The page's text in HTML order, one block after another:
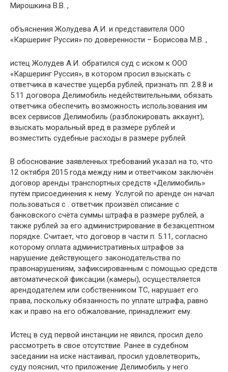
Мирошкина В.В. ,
объяснения Жолудева А.И. и представителя ООО
«Каршеринг Руссия» по доверенности – Борисова М.В. ,
истец Жолудев А.И. обратился суд с иском к ООО
«Каршеринг Руссия», в котором просил взыскать с
ответчика в качестве ущерба рублей, признать пп. 2.8.8 и
5.11 договора Делимобиль недействительными, обязать
ответчика обеспечить возможность использования им
всех сервисов Делимобиль (разблокировать аккаунт),
взыскать моральный вред в размере рублей и
возместить судебные расходы в размере рублей.
В обоснование заявленных требований указал на то, что
12 октября 2015 года между ним и ответчиком заключён
договор аренды транспортных средств «Делимобиль»
путём присоединения к нему. Услугой по аренде он начал
пользоваться с . ответчик произвёл списание с
банковского счёта суммы штрафа в размере рублей, а
также рублей за его администрирование в безакцептном
порядке. Считает, что договор в части п. 5.11, согласно
которому оплата административных штрафов за
нарушение действующего законодательства по
правонарушениям, зафиксированным с помощью средств
автоматической фиксации (камеры), осуществляется
арендодателем или собственником ТС, нарушает его
права, поскольку обязанность по уплате штрафа, равно
как и право на его обжалование, принадлежит ему.
Истец в суд первой инстанции не явился, просил дело
рассмотреть в свое отсутствие. Ранее в судебном
заседании на иске настаивал, просил удовлетворить,
суду пояснил, что приложение Делимобиль у него